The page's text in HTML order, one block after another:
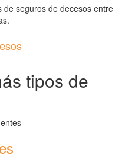
seguros de decesos entre
tipos de